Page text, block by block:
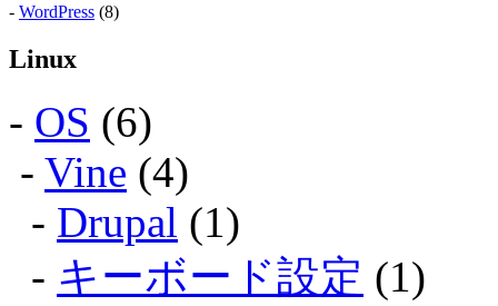
- WordPress (8)
Linux
- OS (6)
- Vine (4)
- Drupal (1)
- キーボード設定 (1)